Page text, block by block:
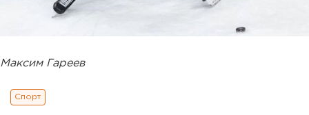
Максим Гареев
Спорт